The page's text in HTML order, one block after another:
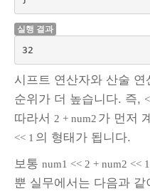
실행 결과
32
시프트 연산자와 산술
순위가 더 높습니다. 즉,
따라서 2 + num2 가 먼저
<< 1 의 형태가 됩니다.
보통 num1 << 2 + num2 <<
뿐 실무에서는 다음과